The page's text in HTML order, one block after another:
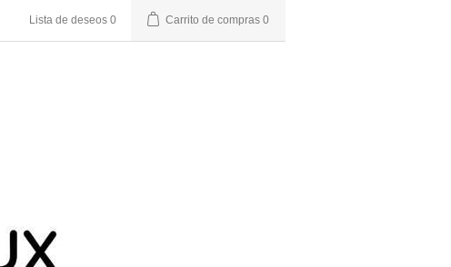
Lista de deseos 0 Carrito de compras 0